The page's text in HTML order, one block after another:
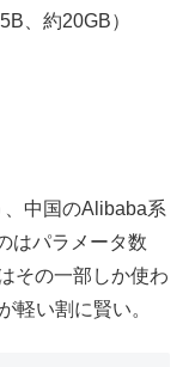
、約20GB）
中国のAlibaba系
はパラメータ数
その一部しか使わ
軽い割に賢い。